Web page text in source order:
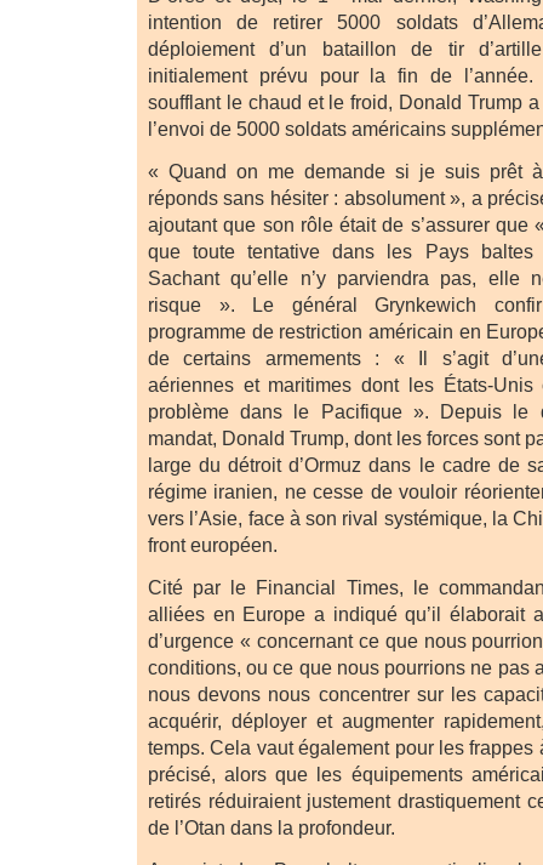
intention de retirer 5000 soldats
déploiement d’un bataillon de tir
initialement prévu pour la fin de
soufflant le chaud et le froid, Donald Trump
l’envoi de 5000 soldats américains
« Quand on me demande si je suis prêt
réponds sans hésiter : absolument », a
ajoutant que son rôle était de s’assurer que
que toute tentative dans les Pays baltes
Sachant qu’elle n’y parviendra pas, elle
risque ». Le général Grynkewich
programme de restriction américain en
de certains armements : « Il s’agit
aériennes et maritimes dont les États-
problème dans le Pacifique ». Depuis le
mandat, Donald Trump, dont les forces sont
large du détroit d’Ormuz dans le cadre de
régime iranien, ne cesse de vouloir
vers l’Asie, face à son rival systémique, la
front européen.
Cité par le Financial Times, le
alliées en Europe a indiqué qu’il élaborait
d’urgence « concernant ce que nous
conditions, ou ce que nous pourrions ne pas
nous devons nous concentrer sur les
acquérir, déployer et augmenter
temps. Cela vaut également pour les frappes
précisé, alors que les équipements
retirés réduiraient justement drastiquement
de l’Otan dans la profondeur.